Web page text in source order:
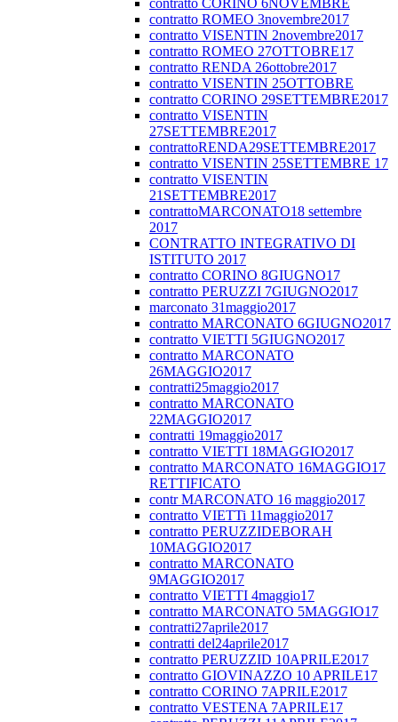
contratto CORINO 6NOVEMBRE
contratto ROMEO 3novembre2017
contratto VISENTIN 2novembre2017
contratto ROMEO 27OTTOBRE17
contratto RENDA 26ottobre2017
contratto VISENTIN 25OTTOBRE
contratto CORINO 29SETTEMBRE2017
contratto VISENTIN
27SETTEMBRE2017
contrattoRENDA29SETTEMBRE2017
contratto VISENTIN 25SETTEMBRE 17
contratto VISENTIN
21SETTEMBRE2017
contrattoMARCONATO18 settembre
2017
CONTRATTO INTEGRATIVO DI
ISTITUTO 2017
contratto CORINO 8GIUGNO17
contratto PERUZZI 7GIUGNO2017
marconato 31maggio2017
contratto MARCONATO 6GIUGNO2017
contratto VIETTI 5GIUGNO2017
contratto MARCONATO
26MAGGIO2017
contratti25maggio2017
contratto MARCONATO
22MAGGIO2017
contratti 19maggio2017
contratto VIETTI 18MAGGIO2017
contratto MARCONATO 16MAGGIO17
RETTIFICATO
contr MARCONATO 16 maggio2017
contratto VIETTi 11maggio2017
contratto PERUZZIDEBORAH
10MAGGIO2017
contratto MARCONATO
9MAGGIO2017
contratto VIETTI 4maggio17
contratto MARCONATO 5MAGGIO17
contratti27aprile2017
contratti del24aprile2017
contratto PERUZZID 10APRILE2017
contratto GIOVINAZZO 10 APRILE17
contratto CORINO 7APRILE2017
contratto VESTENA 7APRILE17